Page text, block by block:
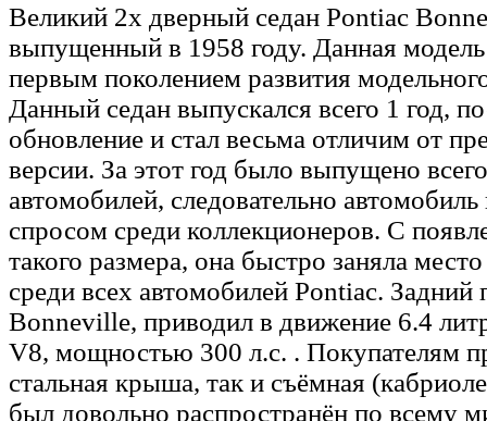
Великий 2х дверный седан Pontiac
выпущенный в 1958 году. Данная модель
первым поколением развития
Данный седан выпускался всего 1 год,
обновление и стал весьма отличим от
версии. За этот год было выпущено
автомобилей, следовательно автомобиль
спросом среди коллекционеров. С
такого размера, она быстро заняла
среди всех автомобилей Pontiac. Задний
Bonneville, приводил в движение 6.4
V8, мощностью 300 л.с. . Покупателям
стальная крыша, так и съёмная
был довольно распространён по всему